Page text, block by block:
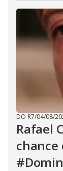
DO R7/04/08/
Rafael
chance